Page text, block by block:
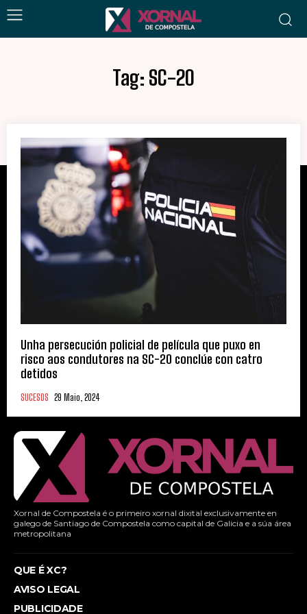
Tag: SC-20
Unha persecución policial de película que puxo en
risco aos condutores na SC-20 conclúe con catro
detidos
SUCESOS 29 Maio, 2024
Xornal de Compostela é o primeiro xornal dixital exclusivamente en
galego de Santiago de Compostela como capital de Galicia e a súa área
metropolitana
QUE É XC?
AVISO LEGAL
PUBLICIDADE